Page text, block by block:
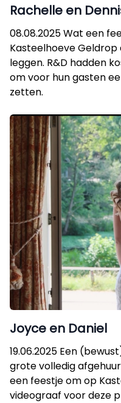
Rachelle en
08.08.2025 Wat een
Kasteelhoeve
leggen. R&D hadden
om voor hun gasten
zetten.
Joyce en Daniel
19.06.2025 Een
grote volledig
een feestje om op
videograaf voor deze